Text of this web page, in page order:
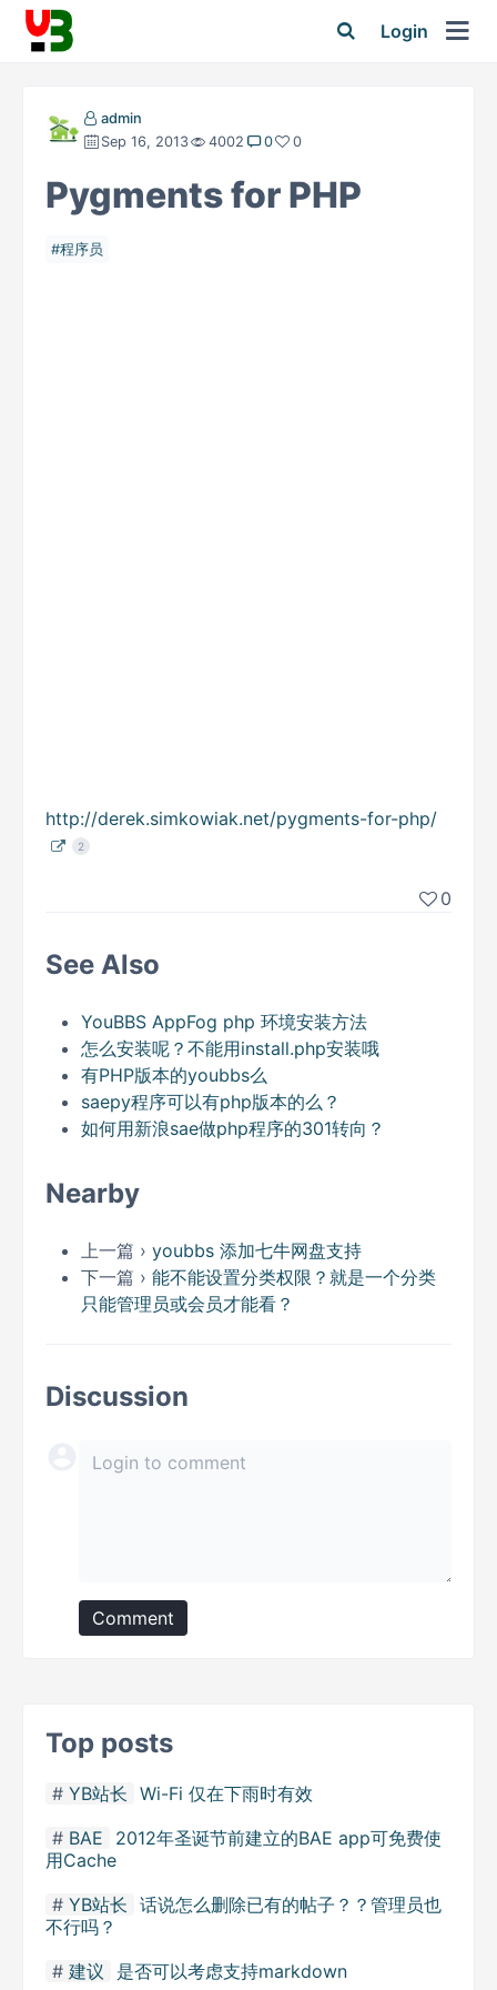
Login
admin
Sep 16, 2013
4002 0 0
Pygments for PHP
程序员
http://derek.simkowiak.net/pygments-for-php/
2
0
See Also
YouBBS AppFog php 环境安装方法
怎么安装呢？不能用install.php安装哦
有PHP版本的youbbs么
saepy程序可以有php版本的么？
如何用新浪sae做php程序的301转向？
Nearby
上一篇 › youbbs 添加七牛网盘支持
下一篇 › 能不能设置分类权限？就是一个分类
只能管理员或会员才能看？
Discussion
Comment
Top posts
YB站长 Wi-Fi 仅在下雨时有效
BAE
2012年圣诞节前建立的BAE app可免费使
用Cache
YB站长 话说怎么删除已有的帖子？？管理员也
不行吗？
建议
是否可以考虑支持markdown